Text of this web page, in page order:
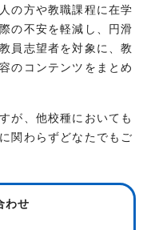
の方や教職課程に在学
の不安を軽減し、円滑
員志望者を対象に、教
のコンテンツをまとめ
が、他校種においても
関わらずどなたでもご
わせ